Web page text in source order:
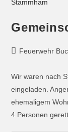
Feuerwehr
Wir waren nach
eingeladen.
ehemaligem
4 Personen